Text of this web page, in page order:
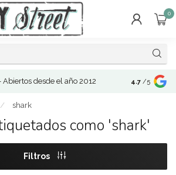
0
Abiertos desde el año 2012 4.7 /5
/ shark
como 'shark'
Filtros